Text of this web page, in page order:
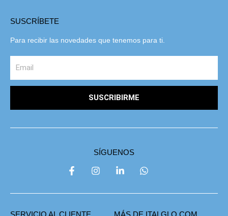
SUSCRÍBETE
Para recibir las novedades que tenemos para ti.
SUSCRIBIRME
SÍGUENOS
SERVICIO AL CLIENTE MÁS DE ITALGLO.COM